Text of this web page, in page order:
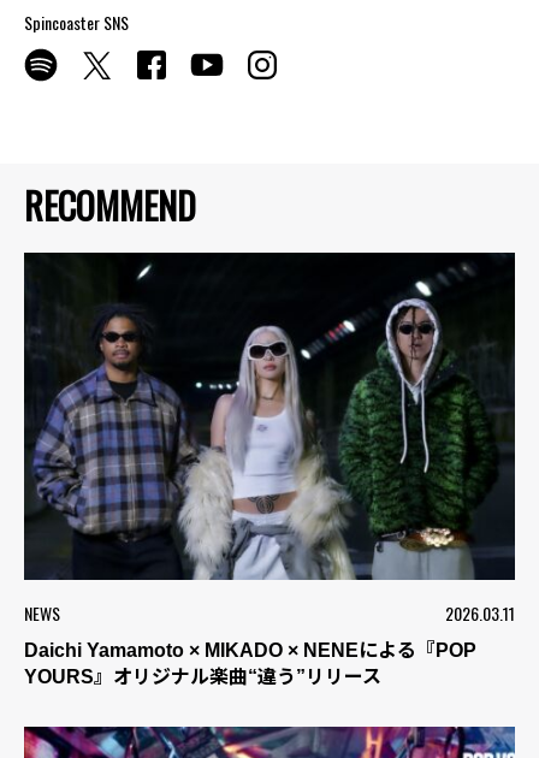
RECOMMEND
NEWS 2026.03.11
Daichi Yamamoto × MIKADO × NENEによる『POP
YOURS』オリジナル楽曲“違う”リリース
Spincoaster SNS